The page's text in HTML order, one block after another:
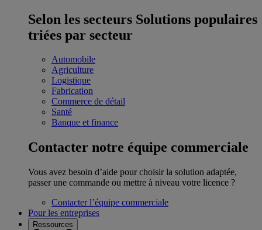
Selon les secteurs Solutions populaires
triées par secteur
Automobile
Agriculture
Logistique
Fabrication
Commerce de détail
Santé
Banque et finance
Contacter notre équipe commerciale
Vous avez besoin d’aide pour choisir la solution adaptée,
passer une commande ou mettre à niveau votre licence ?
Contacter l’équipe commerciale
Pour les entreprises
Ressources